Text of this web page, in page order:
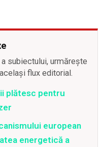
subiectului, urmărește
flux editorial.
plătesc pentru
european
energetică a